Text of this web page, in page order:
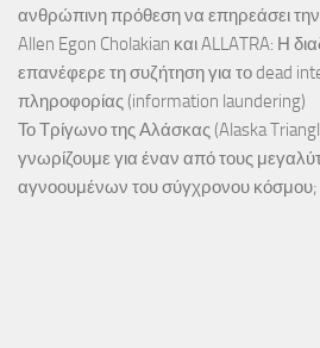
ανθρώπινη πρόθεση να επηρεάσει
Allen Egon Cholakian και ALLATRA: Η
επανέφερε τη συζήτηση για το dead
πληροφορίας (information laundering)
Το Τρίγωνο της Αλάσκας (Alaska
γνωρίζουμε για έναν από τους
αγνοουμένων του σύγχρονου κόσμου;